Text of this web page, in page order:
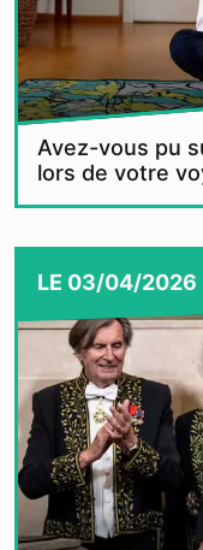
Avez-vous pu
lors de votre
LE 03/04/2026